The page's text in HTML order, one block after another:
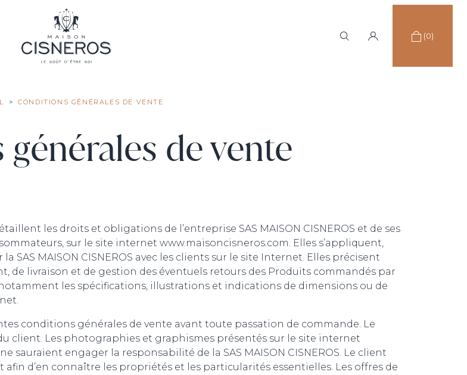
(0)
CONDITIONS GÉNÉRALES DE VENTE
de vente
les droits et obligations de l’entreprise SAS MAISON CISNEROS et de ses
sur le site internet www.maisoncisneros.com. Elles s’appliquent,
SAS MAISON CISNEROS avec les clients sur le site Internet. Elles précisent
de livraison et de gestion des éventuels retours des Produits commandés par
les spécifications, illustrations et indications de dimensions ou de
conditions générales de vente avant toute passation de commande. Le
client. Les photographies et graphismes présentés sur le site internet
sauraient engager la responsabilité de la SAS MAISON CISNEROS. Le client
d’en connaître les propriétés et les particularités essentielles. Les offres de